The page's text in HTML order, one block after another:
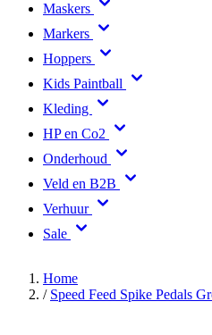
Maskers
Markers
Hoppers
Kids Paintball
Kleding
HP en Co2
Onderhoud
Veld en B2B
Verhuur
Sale
Home
/ Speed Feed Spike Pedals